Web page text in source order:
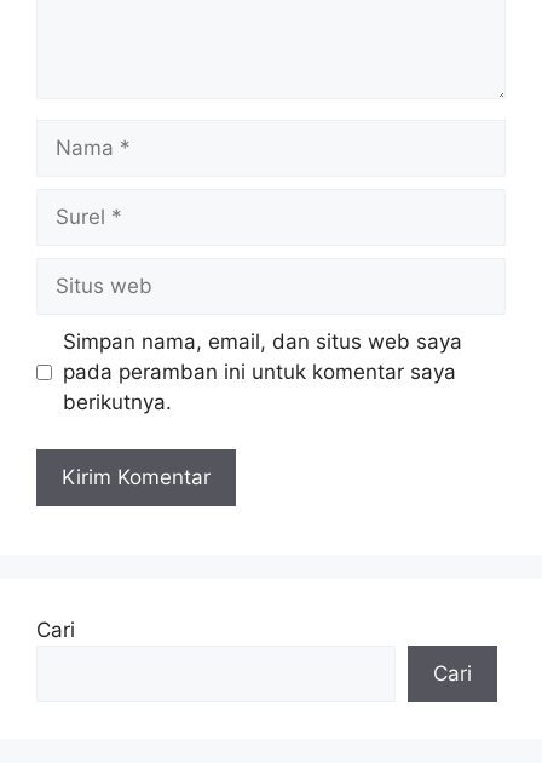
Nama
Surel
Situs
web
Simpan nama, email, dan situs web saya
pada peramban ini untuk komentar saya
berikutnya.
Cari
Cari